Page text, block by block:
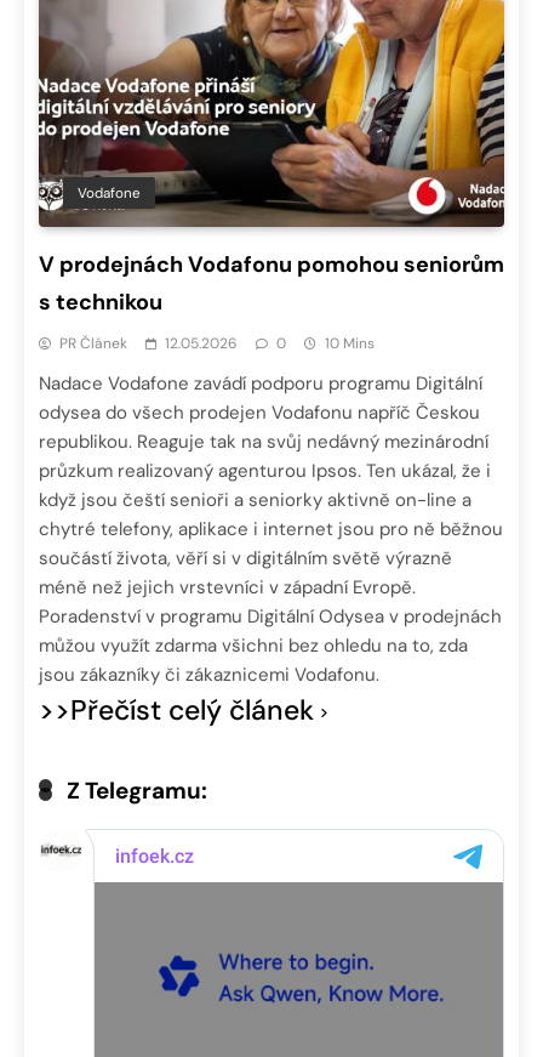
Vodafone
V prodejnách Vodafonu pomohou seniorům
s technikou
PR Článek 12.05.2026 0 10 Mins
Nadace Vodafone zavádí podporu programu Digitální
odysea do všech prodejen Vodafonu napříč Českou
republikou. Reaguje tak na svůj nedávný mezinárodní
průzkum realizovaný agenturou Ipsos. Ten ukázal, že i
když jsou čeští senioři a seniorky aktivně on-line a
chytré telefony, aplikace i internet jsou pro ně běžnou
součástí života, věří si v digitálním světě výrazně
méně než jejich vrstevníci v západní Evropě.
Poradenství v programu Digitální Odysea v prodejnách
můžou využít zdarma všichni bez ohledu na to, zda
jsou zákazníky či zákaznicemi Vodafonu.
>>Přečíst celý článek
Z Telegramu: